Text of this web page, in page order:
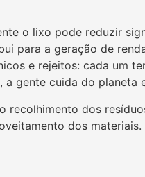
o lixo pode reduzir
para a geração de
e rejeitos: cada um
a gente cuida do planeta
recolhimento dos
dos